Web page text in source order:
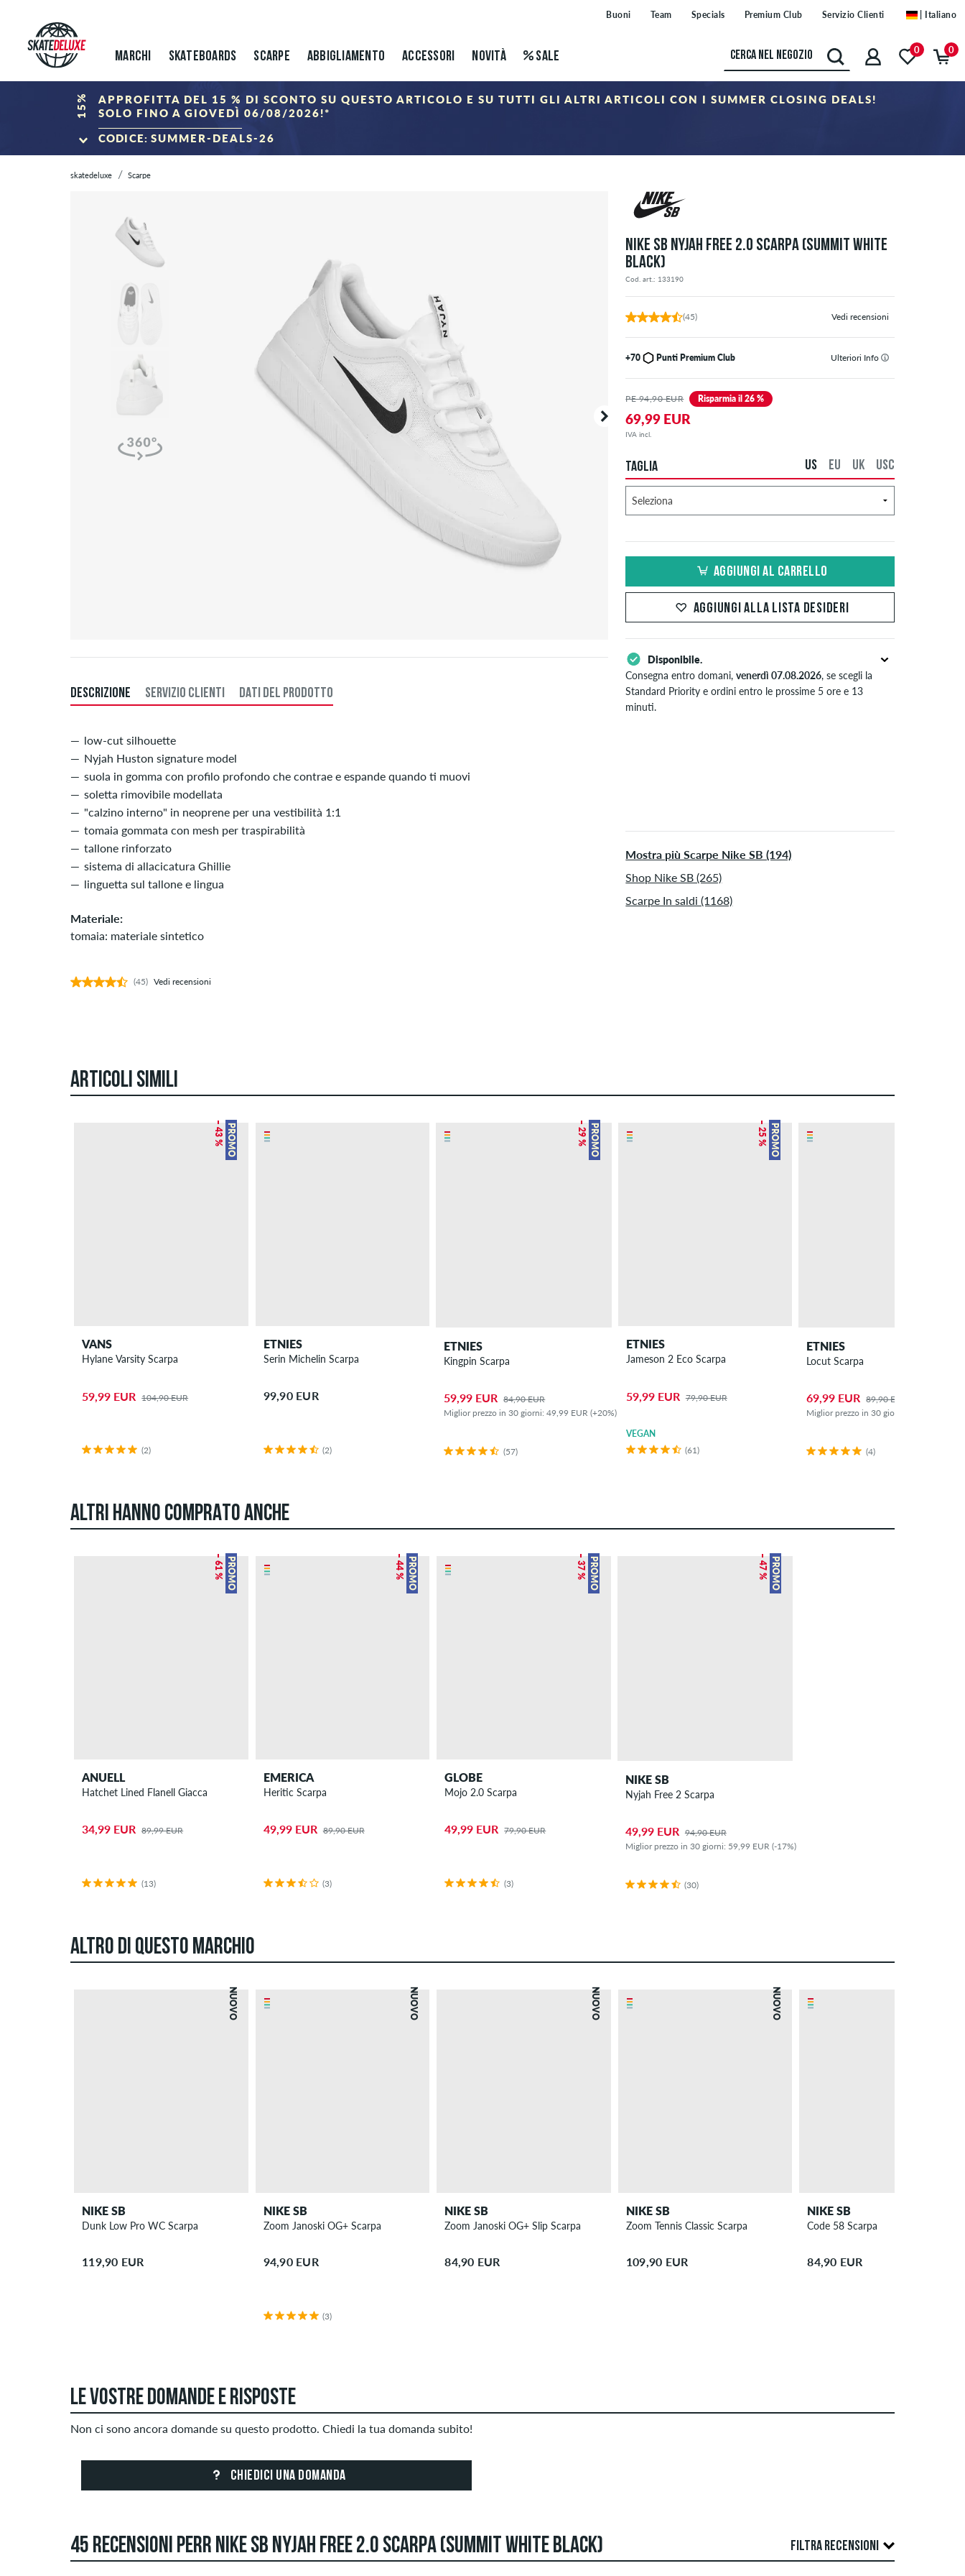
Buoni Team Specials Premium Club Servizio Clienti | Italiano
MARCHI SKATEBOARDS SCARPE ABBIGLIAMENTO ACCESSORI NOVITÀ SALE 0 0
15%
APPROFITTA DEL 15 % DI SCONTO SU QUESTO ARTICOLO E SU TUTTI GLI ALTRI ARTICOLI CON I SUMMER CLOSING DEALS!
SOLO FINO A GIOVEDÌ 06/08/2026!*
CODICE:SUMMER-DEALS-26
*Valido solo fino al 06.08.2026, 23:59 (CEST)! Lo sconto verrà detratto nel carrello dopo aver inserito il codice sconto. Gli sconti si applicano solo agli articoli della categoria "Sale". Il buono non è cumulabile con altri buoni sconto.
skatedeluxe Scarpe
NIKE SB NYJAH FREE 2.0 SCARPA (SUMMIT WHITE
BLACK)
Cod. art.: 133190
(45) Vedi recensioni
+70 Punti Premium Club Ulteriori Info
PE 94,90 EUR Risparmia il 26 %
69,99 EUR
IVA incl.
TAGLIA USC
UK
EU
US
AGGIUNGI AL CARRELLO
AGGIUNGI ALLA LISTA DESIDERI
Disponibile.
Consegna entro domani,venerdì 07.08.2026, se scegli la
Standard Priority e ordini entro le prossime 5 ore e 13
minuti.
DESCRIZIONE SERVIZIO CLIENTI DATI DEL PRODOTTO
low-cut silhouette
Nyjah Huston signature model
suola in gomma con profilo profondo che contrae e espande quando ti muovi
soletta rimovibile modellata
"calzino interno" in neoprene per una vestibilità 1:1
tomaia gommata con mesh per traspirabilità
tallone rinforzato
sistema di allacicatura Ghillie
linguetta sul tallone e lingua
Materiale:
tomaia: materiale sintetico
(45) Vedi recensioni
Mostra più Scarpe Nike SB (194)
Shop Nike SB (265)
Scarpe In saldi (1168)
ARTICOLI SIMILI
PROMO
– 43 %
VANS
Hylane Varsity Scarpa
59,99 EUR 104,90 EUR
(2)
ETNIES
Serin Michelin Scarpa
99,90 EUR
(2)
PROMO
– 29 %
ETNIES
Kingpin Scarpa
59,99 EUR 84,90 EUR
Miglior prezzo in 30 giorni: 49,99 EUR (+20%)
(57)
PROMO
– 25 %
ETNIES
Jameson 2 Eco Scarpa
59,99 EUR 79,90 EUR
VEGAN
(61)
ETNIES
Locut Scarpa
69,99 EUR 89,90 EUR
Miglior prezzo in 30 giorni: 74,99 EUR (-
(4)
ALTRI HANNO COMPRATO ANCHE
PROMO
– 61 %
ANUELL
Hatchet Lined Flanell Giacca
34,99 EUR 89,99 EUR
(13)
PROMO
– 44 %
EMERICA
Heritic Scarpa
49,99 EUR 89,90 EUR
(3)
PROMO
– 37 %
GLOBE
Mojo 2.0 Scarpa
49,99 EUR 79,90 EUR
(3)
PROMO
– 47 %
NIKE SB
Nyjah Free 2 Scarpa
49,99 EUR 94,90 EUR
Miglior prezzo in 30 giorni: 59,99 EUR (-17%)
(30)
ALTRO DI QUESTO MARCHIO
NUOVO
NIKE SB
Dunk Low Pro WC Scarpa
119,90 EUR
NUOVO
NIKE SB
Zoom Janoski OG+ Scarpa
94,90 EUR
(3)
NUOVO
NIKE SB
Zoom Janoski OG+ Slip Scarpa
84,90 EUR
NUOVO
NIKE SB
Zoom Tennis Classic Scarpa
109,90 EUR
NIKE SB
Code 58 Scarpa
84,90 EUR
LE VOSTRE DOMANDE E RISPOSTE
Non ci sono ancora domande su questo prodotto. Chiedi la tua domanda subito!
CHIEDICI UNA DOMANDA
45 RECENSIONI PERR NIKE SB NYJAH FREE 2.0 SCARPA (SUMMIT WHITE BLACK) FILTRA RECENSIONI